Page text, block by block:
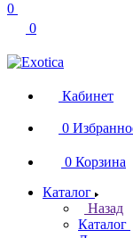
0
0
Кабинет
0
0 Корзина
Каталог
Назад
Каталог